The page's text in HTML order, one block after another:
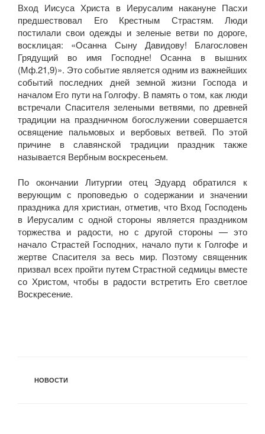
Вход Иисуса Христа в Иерусалим накануне Пасхи
предшествовал Его Крестным Страстям. Люди
постилали свои одежды и зеленые ветви по дороге,
восклицая: «Осанна Сыну Давидову! Благословен
Грядущий во имя Господне! Осанна в вышних
(Мф.21,9)». Это событие является одним из важнейших
событий последних дней земной жизни Господа и
началом Его пути на Голгофу. В память о том, как люди
встречали Спасителя зелеными ветвями, по древней
традиции на праздничном богослужении совершается
освящение пальмовых и вербовых ветвей. По этой
причине в славянской традиции праздник также
называется Вербным воскресеньем.
По окончании Литургии отец Эдуард обратился к
верующим с проповедью о содержании и значении
праздника для христиан, отметив, что Вход Господень
в Иерусалим с одной стороны является праздником
торжества и радости, но с другой стороны — это
начало Страстей Господних, начало пути к Голгофе и
жертве Спасителя за весь мир. Поэтому священник
призвал всех пройти путем Страстной седмицы вместе
со Христом, чтобы в радости встретить Его светлое
Воскресение.
РУБРИКИ
НОВОСТИ